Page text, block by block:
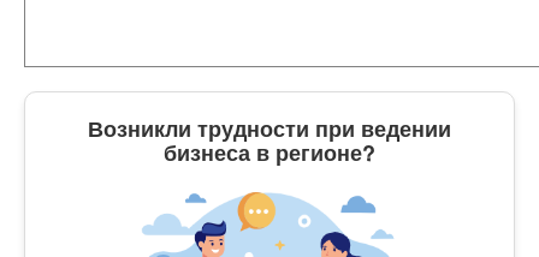
Возникли трудности при ведении
бизнеса в регионе?